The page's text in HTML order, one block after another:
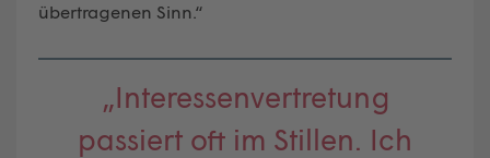
übertragenen Sinn.“
„Interessenvertretung
passiert oft im Stillen. Ich